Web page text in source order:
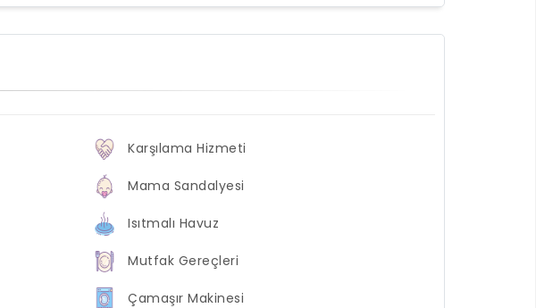
Karşılama Hizmeti
Mama Sandalyesi
Isıtmalı Havuz
Mutfak Gereçleri
Çamaşır Makinesi